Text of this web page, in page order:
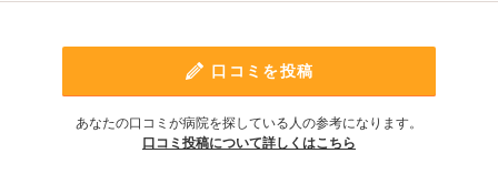
口コミを投稿
あなたの口コミが病院を探している人の参考になります。
口コミ投稿について詳しくはこちら